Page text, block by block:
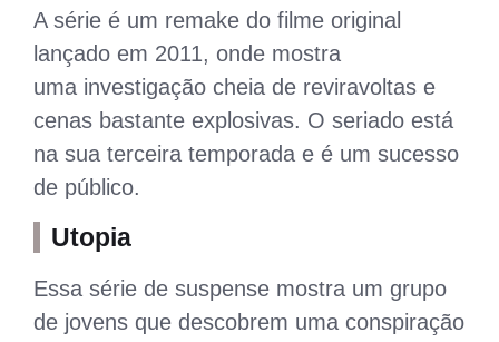
A série é um remake do filme original
lançado em 2011, onde mostra
uma investigação cheia de reviravoltas e
cenas bastante explosivas. O seriado está
na sua terceira temporada e é um sucesso
de público.
Utopia
Essa série de suspense mostra um grupo
de jovens que descobrem uma conspiração